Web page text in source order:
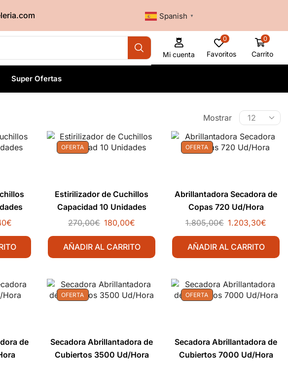
Spanish ▼
Mi cuenta
0
Favoritos
0
Carrito
Super Ofertas
Mostrar
€
OFERTA
Estirilizador de Cuchillos
Capacidad 10 Unidades
270,00€ 180,00€
AÑADIR AL CARRITO
OFERTA
Abrillantadora Secadora de
Copas 720 Ud/Hora
1.805,00€ 1.203,30€
AÑADIR AL CARRITO
de
OFERTA
Secadora Abrillantadora de
Cubiertos 3500 Ud/Hora
OFERTA
Secadora Abrillantadora de
Cubiertos 7000 Ud/Hora